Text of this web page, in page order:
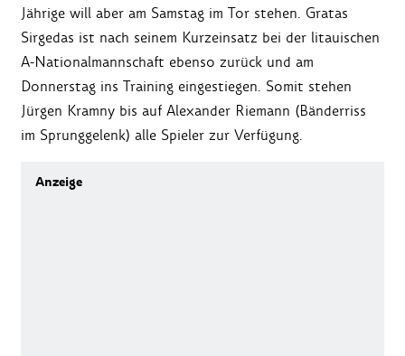
Jährige will aber am Samstag im Tor stehen. Gratas
Sirgedas ist nach seinem Kurzeinsatz bei der litauischen
A-Nationalmannschaft ebenso zurück und am
Donnerstag ins Training eingestiegen. Somit stehen
Jürgen Kramny bis auf Alexander Riemann (Bänderriss
im Sprunggelenk) alle Spieler zur Verfügung.